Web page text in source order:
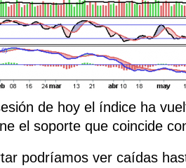
de hoy el índice ha
el soporte que coincide
podríamos ver caídas